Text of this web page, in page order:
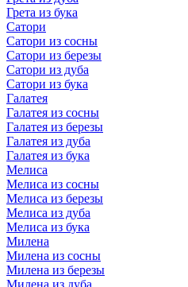
Грета из бука
Сатори
Сатори из сосны
Сатори из березы
Сатори из дуба
Сатори из бука
Галатея
Галатея из сосны
Галатея из березы
Галатея из дуба
Галатея из бука
Мелиса
Мелиса из сосны
Мелиса из березы
Мелиса из дуба
Мелиса из бука
Милена
Милена из сосны
Милена из березы
Милена из дуба